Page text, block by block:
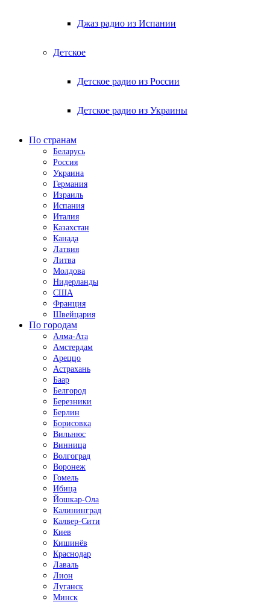
Джаз радио из Испании
Детское
Детское радио из России
Детское радио из Украины
По странам
Беларусь
Россия
Украина
Германия
Израиль
Испания
Италия
Казахстан
Канада
Латвия
Литва
Молдова
Нидерланды
США
Франция
Швейцария
По городам
Алма-Ата
Амстердам
Ареццо
Астрахань
Баар
Белгород
Березники
Берлин
Борисовка
Вильнюс
Винница
Волгоград
Воронеж
Гомель
Ибица
Йошкар-Ола
Калининград
Калвер-Сити
Киев
Кишинёв
Краснодар
Лаваль
Лион
Луганск
Минск